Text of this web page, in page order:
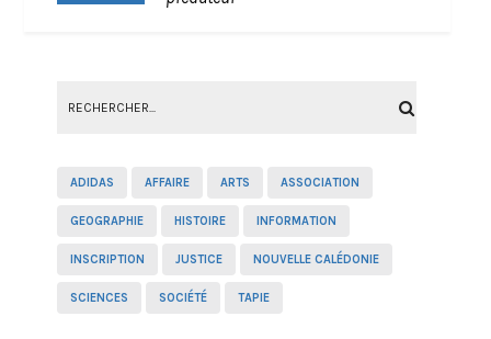
ADIDAS AFFAIRE ARTS ASSOCIATION
GEOGRAPHIE HISTOIRE INFORMATION
INSCRIPTION JUSTICE NOUVELLE CALÉDONIE
SCIENCES SOCIÉTÉ TAPIE